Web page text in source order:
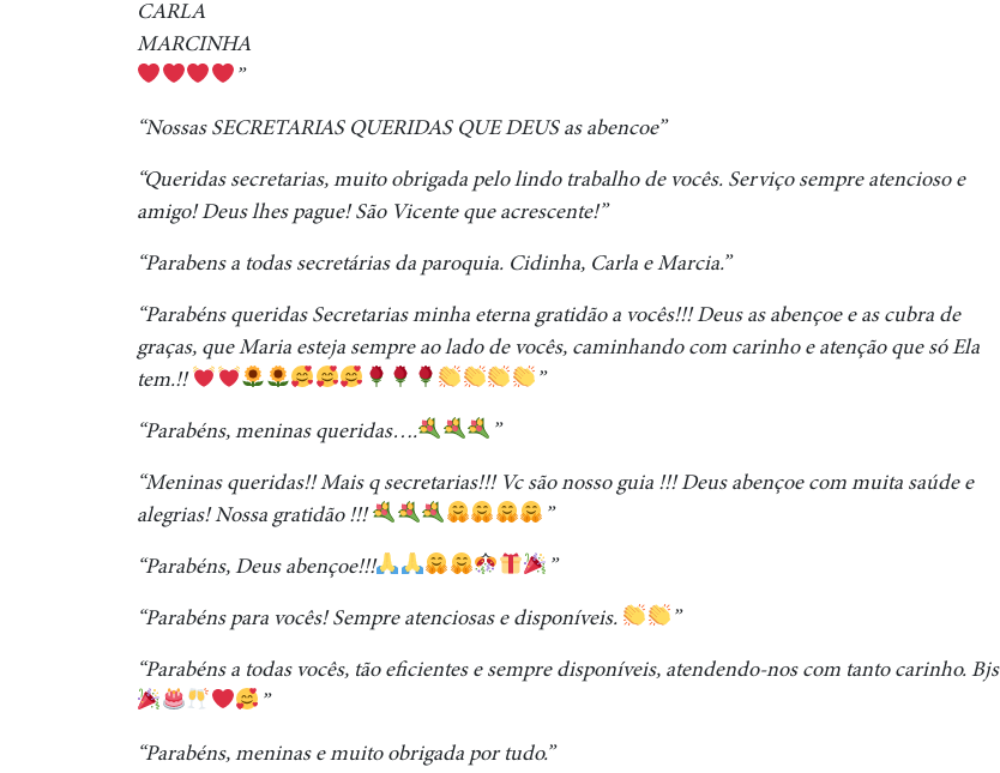
CARLA
MARCINHA
”
“Nossas SECRETARIAS QUERIDAS QUE DEUS as abencoe”
“Queridas secretarias, muito obrigada pelo lindo trabalho de vocês. Serviço sempre atencioso e
amigo! Deus lhes pague! São Vicente que acrescente!”
“Parabens a todas secretárias da paroquia. Cidinha, Carla e Marcia.”
“Parabéns queridas Secretarias minha eterna gratidão a vocês!!! Deus as abençoe e as cubra de
graças, que Maria esteja sempre ao lado de vocês, caminhando com carinho e atenção que só Ela
tem.!!
”
“Parabéns, meninas queridas…. ”
“Meninas queridas!! Mais q secretarias!!! Vc são nosso guia !!! Deus abençoe com muita saúde e
alegrias! Nossa gratidão !!!
”
“Parabéns, Deus abençoe!!! ”
“Parabéns para vocês! Sempre atenciosas e disponíveis. ”
“Parabéns a todas vocês, tão eficientes e sempre disponíveis, atendendo-nos com tanto carinho. Bjs
”
“Parabéns, meninas e muito obrigada por tudo.”